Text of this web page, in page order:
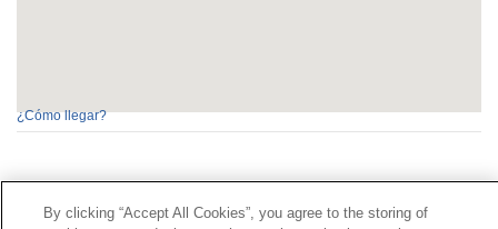
¿Cómo llegar?
Línea Universal 900 203 203 |Zona Privada Comisión de
By clicking “Accept All Cookies”, you agree to the storing of